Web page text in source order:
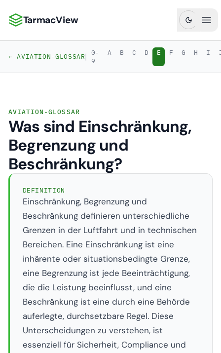
TarmacView: Präzisionsluftfahrtanalytik
TarmacView
← AVIATION-GLOSSAR| 0-
9
A B C D E F G H I
AVIATION-GLOSSAR
Was sind Einschränkung,
Begrenzung und
Beschränkung?
DEFINITION
Einschränkung, Begrenzung und
Beschränkung definieren unterschiedliche
Grenzen in der Luftfahrt und in technischen
Bereichen. Eine Einschränkung ist eine
inhärente oder situationsbedingte Grenze,
eine Begrenzung ist jede Beeinträchtigung,
die die Leistung beeinflusst, und eine
Beschränkung ist eine durch eine Behörde
auferlegte, durchsetzbare Regel. Diese
Unterscheidungen zu verstehen, ist
essenziell für Sicherheit, Compliance und